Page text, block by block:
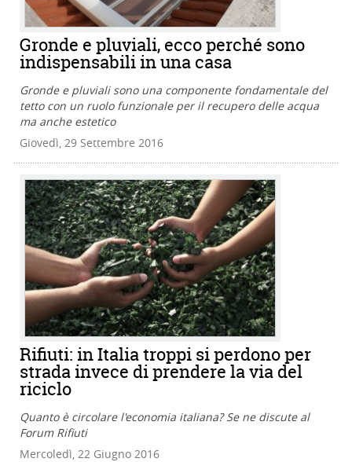
Gronde e pluviali, ecco perché sono
indispensabili in una casa
Gronde e pluviali sono una componente fondamentale del
tetto con un ruolo funzionale per il recupero delle acqua
ma anche estetico
Giovedì, 29 Settembre 2016
Rifiuti: in Italia troppi si perdono per
strada invece di prendere la via del
riciclo
Quanto è circolare l'economia italiana? Se ne discute al
Forum Rifiuti
Mercoledì, 22 Giugno 2016